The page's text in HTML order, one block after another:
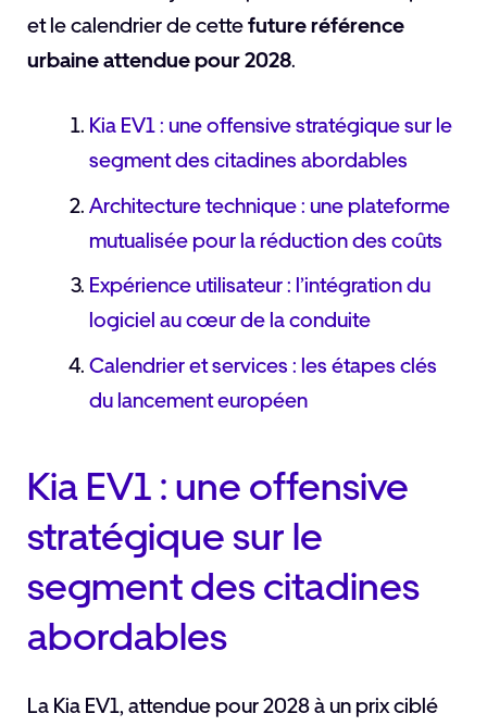
et le calendrier de cettefuture référence
urbaine attendue pour 2028.
Kia EV1 : une offensive stratégique sur le
segment des citadines abordables
Architecture technique : une plateforme
mutualisée pour la réduction des coûts
Expérience utilisateur : l’intégration du
logiciel au cœur de la conduite
Calendrier et services : les étapes clés
du lancement européen
Kia EV1 : une offensive
stratégique sur le
segment des citadines
abordables
La Kia EV1, attendue pour 2028 à un prix ciblé